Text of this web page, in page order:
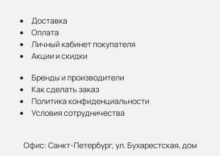
Доставка
Оплата
Личный кабинет покупателя
Акции и скидки
Бренды и производители
Как сделать заказ
Политика конфиденциальности
Условия сотрудничества
Офис:Санкт-Петербург, ул. Бухарестская, дом